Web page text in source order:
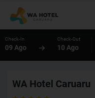
Check-In
09 Ago
Check-Out
10 Ago
WA Hotel Caruaru